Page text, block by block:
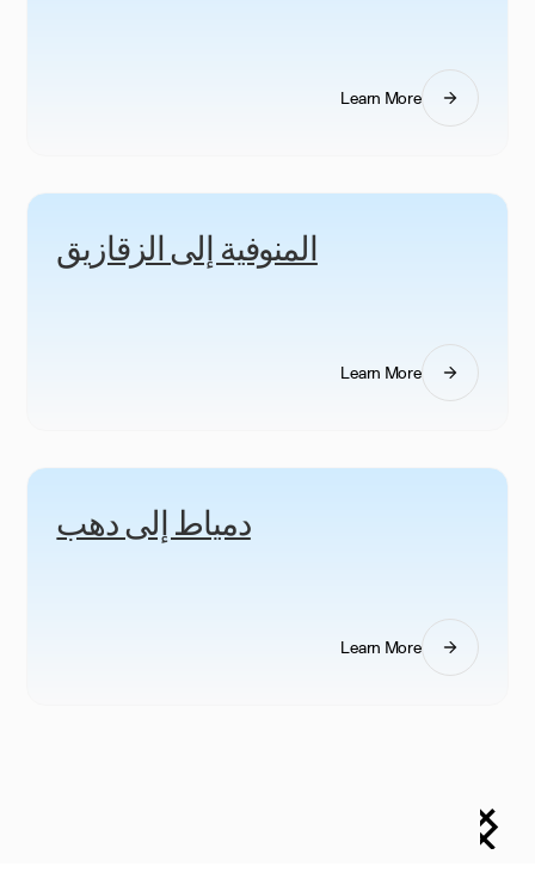
Learn More
المنوفية إلى الزقازيق
Learn More
دمياط إلى دهب
Learn More